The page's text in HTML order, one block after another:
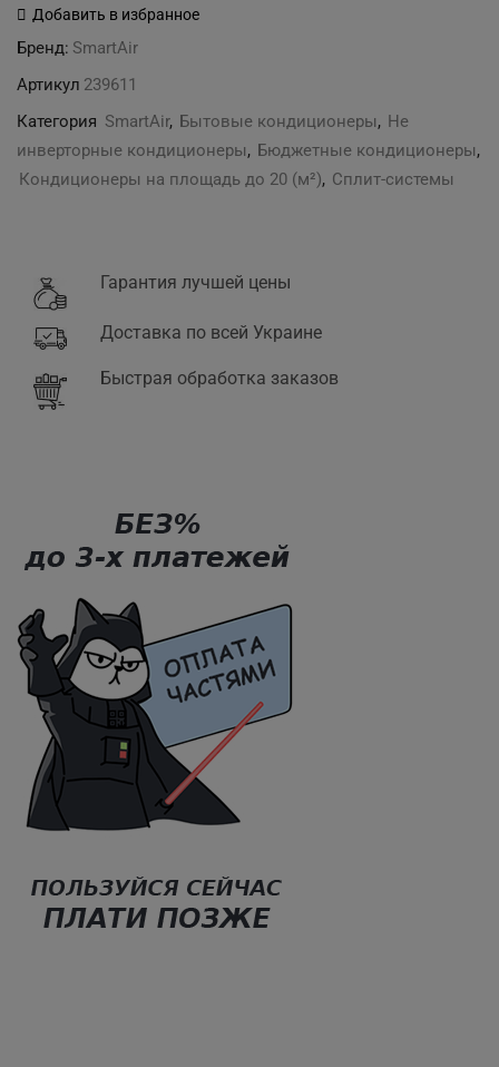
SmartAir
18-
OF1/Y21
Добавить в избранное
Бренд: SmartAir
Артикул 239611
Категория SmartAir, Бытовые кондиционеры, Не
инверторные кондиционеры, Бюджетные кондиционеры,
Кондиционеры на площадь до 20 (м²), Сплит-системы
Гарантия лучшей цены
Доставка по всей Украине
Быстрая обработка заказов